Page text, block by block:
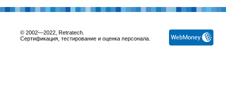
© 2002—2022, Retratech.
Сертификация, тестирование и оценка персонала.